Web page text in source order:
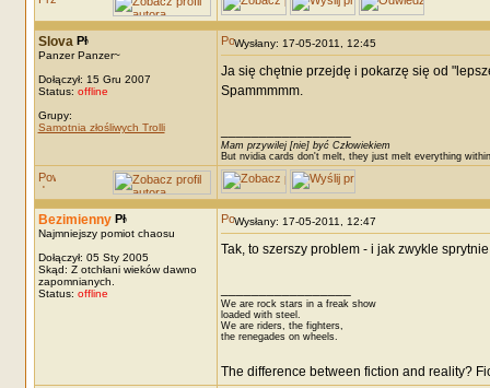
Slova
Panzer Panzer~
Dołączył: 15 Gru 2007
Status: offline
Grupy:
Samotnia złośliwych Trolli
Wysłany: 17-05-2011, 12:45
Ja się chętnie przejdę i pokarzę się od
Spammmmm.
Mam przywilej [nie] być Człowiekiem
But nvidia cards don't melt, they just melt everything
Bezimienny
Najmniejszy pomiot chaosu
Dołączył: 05 Sty 2005
Skąd: Z otchłani wieków dawno
zapomnianych.
Status: offline
Wysłany: 17-05-2011, 12:47
Tak, to szerszy problem - i jak zwykle
We are rock stars in a freak show
loaded with steel.
We are riders, the fighters,
the renegades on wheels.
The difference between fiction and reality?